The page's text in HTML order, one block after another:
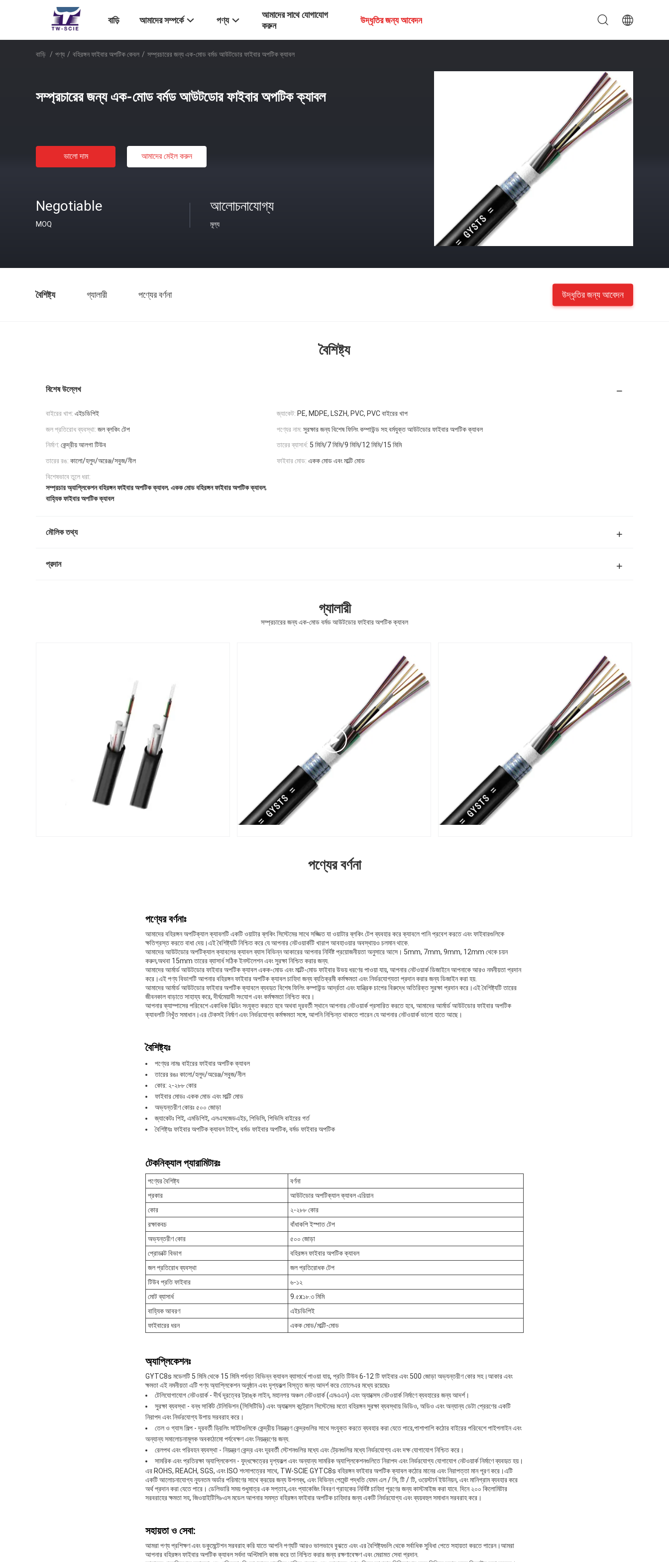
বাড়ি আমাদের সম্পর্কে পণ্য
আমাদের সাথে যোগাযোগ
করুন
উদ্ধৃতির জন্য আবেদন
বাড়ি / পণ্য / বহিরঙ্গন ফাইবার অপটিক কেবল / সম্প্রচারের জন্য এক-মোড বর্মড আউটডোর ফাইবার অপটিক ক্যাবল
সম্প্রচারের জন্য এক-মোড বর্মড আউটডোর ফাইবার অপটিক ক্যাবল
ভালো দাম আমাদের মেইল ​​করুন
Negotiable
MOQ
আলোচনাযোগ্য
মূল্য
বৈশিষ্ট্য গ্যালারী পণ্যের বর্ণনা উদ্ধৃতির জন্য আবেদন
বৈশিষ্ট্য
বিশেষ উল্লেখ
বাইরের খাপ: এইচডিপিই জ্যাকেট: PE, MDPE, LSZH, PVC, PVC বাইরের খাপ
জল প্রতিরোধ ব্যবস্থা: জল ব্লকিং টেপ পণ্যের নাম: সুরক্ষার জন্য বিশেষ ফিলিং কম্পাউন্ড সহ বর্মযুক্ত আউটডোর ফাইবার অপটিক ক্যাবল
নির্মাণ: কেন্দ্রীয় আলগা টিউব তারের ব্যাসার্ধ: 5 মিমি/7 মিমি/9 মিমি/12 মিমি/15 মিমি
তারের রঙ: কালো/হলুদ/অরেঞ্জ/সবুজ/নীল ফাইবার মোড: একক মোড এবং মাল্টি মোড
বিশেষভাবে তুলে ধরা:
সম্প্রচার অ্যাপ্লিকেশন বহিরঙ্গন ফাইবার অপটিক ক্যাবল, একক মোড বহিরঙ্গন ফাইবার অপটিক ক্যাবল,
বাহ্যিক ফাইবার অপটিক ক্যাবল
মৌলিক তথ্য
প্রদান
গ্যালারী
সম্প্রচারের জন্য এক-মোড বর্মড আউটডোর ফাইবার অপটিক ক্যাবল
পণ্যের বর্ণনা
পণ্যের বর্ণনাঃ
আমাদের বহিরঙ্গন অপটিক্যাল ক্যাবলটি একটি ওয়াটার ব্লকিং সিস্টেমের সাথে সজ্জিত যা ওয়াটার ব্লকিং টেপ ব্যবহার করে ক্যাবলে পানি প্রবেশ করতে এবং ফাইবারগুলিকে
ক্ষতিগ্রস্ত করতে বাধা দেয়।এই বৈশিষ্ট্যটি নিশ্চিত করে যে আপনার নেটওয়ার্কটি খারাপ আবহাওয়ার অবস্থায়ও চলমান থাকে.
আমাদের আউটডোর অপটিক্যাল ক্যাবলের ক্যাবল ব্যাস বিভিন্ন আকারের আপনার নির্দিষ্ট প্রয়োজনীয়তা অনুসারে আসে। 5mm, 7mm, 9mm, 12mm থেকে চয়ন
করুন,অথবা 15mm তারের ব্যাসার্ধ সঠিক ইনস্টলেশন এবং সুরক্ষা নিশ্চিত করার জন্য.
আমাদের আর্মার্ড আউটডোর ফাইবার অপটিক ক্যাবল একক-মোড এবং মাল্টি-মোড ফাইবার উভয় ধরণের পাওয়া যায়, আপনার নেটওয়ার্ক ডিজাইনে আপনাকে আরও নমনীয়তা প্রদান
করে।এই পণ্য বিভাগটি আপনার বহিরঙ্গন ফাইবার অপটিক ক্যাবল চাহিদা জন্য ব্যতিক্রমী কর্মক্ষমতা এবং নির্ভরযোগ্যতা প্রদান করার জন্য ডিজাইন করা হয়.
আমাদের আর্মার্ড আউটডোর ফাইবার অপটিক ক্যাবলে ব্যবহৃত বিশেষ ফিলিং কম্পাউন্ড আর্দ্রতা এবং যান্ত্রিক চাপের বিরুদ্ধে অতিরিক্ত সুরক্ষা প্রদান করে।এই বৈশিষ্ট্যটি তারের
জীবনকাল বাড়াতে সাহায্য করে, দীর্ঘমেয়াদী সংযোগ এবং কর্মক্ষমতা নিশ্চিত করে।
আপনার ক্যাম্পাসের পরিবেশে একাধিক বিল্ডিং সংযুক্ত করতে হবে অথবা দূরবর্তী স্থানে আপনার নেটওয়ার্ক প্রসারিত করতে হবে, আমাদের আর্মার্ড আউটডোর ফাইবার অপটিক
ক্যাবলটি নিখুঁত সমাধান।এর টেকসই নির্মাণ এবং নির্ভরযোগ্য কর্মক্ষমতা সঙ্গে, আপনি নিশ্চিন্ত থাকতে পারেন যে আপনার নেটওয়ার্ক ভালো হাতে আছে।
বৈশিষ্ট্যঃ
পণ্যের নামঃ বাইরের ফাইবার অপটিক ক্যাবল
তারের রঙঃ কালো/হলুদ/অরেঞ্জ/সবুজ/নীল
কোর: ২-২৮৮ কোর
ফাইবার মোডঃ একক মোড এবং মাল্টি মোড
অভ্যন্তরীণ কোরঃ ৫০০ জোড়া
জ্যাকেটঃ পিই, এমডিপিই, এলএসজেডএইচ, পিভিসি, পিভিসি বাইরের গর্ত
বৈশিষ্ট্যঃ ফাইবার অপটিক ক্যাবল টাইপ, বর্মড ফাইবার অপটিক, বর্মড ফাইবার অপটিক
টেকনিক্যাল প্যারামিটারঃ
পণ্যের বৈশিষ্ট্য
বর্ণনা
প্রকার
আউটডোর অপটিক্যাল ক্যাবল এরিয়ান
কোর
২-২৮৮ কোর
রক্ষাকবচ
বাঁধাকপি ইস্পাত টেপ
অভ্যন্তরীণ কোর
৫০০ জোড়া
প্রোডাক্ট বিভাগ
বহিরঙ্গন ফাইবার অপটিক ক্যাবল
জল প্রতিরোধ ব্যবস্থা
জল প্রতিরোধক টেপ
টিউব প্রতি ফাইবার
৬-১২
মোট ব্যাসার্ধ
9.৫x১৮.৩ মিমি
বাহ্যিক আবরণ
এইচডিপিই
ফাইবারের ধরন
একক মোড/মাল্টি-মোড
অ্যাপ্লিকেশনঃ
GYTC8s মডেলটি 5 মিমি থেকে 15 মিমি পর্যন্ত বিভিন্ন ক্যাবল ব্যাসার্ধে পাওয়া যায়, প্রতি টিউব 6-12 টি ফাইবার এবং 500 জোড়া অভ্যন্তরীণ কোর সহ।আকার এবং
ক্ষমতা এই নমনীয়তা এটি পণ্য অ্যাপ্লিকেশন অনুষ্ঠান এবং দৃশ্যকল্প বিস্তৃত জন্য আদর্শ করে তোলেএর মধ্যে রয়েছেঃ
টেলিযোগাযোগ নেটওয়ার্ক - দীর্ঘ দূরত্বের ট্রাঙ্ক লাইন, মহানগর অঞ্চল নেটওয়ার্ক (এমএএন) এবং অ্যাক্সেস নেটওয়ার্ক নির্মাণে ব্যবহারের জন্য আদর্শ।
সুরক্ষা ব্যবস্থা - বন্ধ সার্কিট টেলিভিশন (সিসিটিভি) এবং অ্যাক্সেস কন্ট্রোল সিস্টেমের মতো বহিরঙ্গন সুরক্ষা ব্যবস্থায় ভিডিও, অডিও এবং অন্যান্য ডেটা প্রেরণের একটি
নিরাপদ এবং নির্ভরযোগ্য উপায় সরবরাহ করে।
তেল ও গ্যাস শিল্প - দূরবর্তী ড্রিলিং সাইটগুলিকে কেন্দ্রীয় নিয়ন্ত্রণ কেন্দ্রগুলির সাথে সংযুক্ত করতে ব্যবহার করা যেতে পারে,পাশাপাশি কঠোর বাইরের পরিবেশে পাইপলাইন এবং
অন্যান্য সমালোচনামূলক অবকাঠামো পর্যবেক্ষণ এবং নিয়ন্ত্রণের জন্য.
রেলপথ এবং পরিবহন ব্যবস্থা - নিয়ন্ত্রণ কেন্দ্র এবং দূরবর্তী স্টেশনগুলির মধ্যে এবং ট্রেনগুলির মধ্যে নির্ভরযোগ্য এবং দক্ষ যোগাযোগ নিশ্চিত করে।
সামরিক এবং প্রতিরক্ষা অ্যাপ্লিকেশন - যুদ্ধক্ষেত্রের দৃশ্যকল্প এবং অন্যান্য সামরিক অ্যাপ্লিকেশনগুলিতে নিরাপদ এবং নির্ভরযোগ্য যোগাযোগ নেটওয়ার্ক নির্মাণে ব্যবহৃত হয়।
এর ROHS, REACH, SGS, এবং ISO শংসাপত্রের সাথে, TW-SCIE GYTC8s বহিরঙ্গন ফাইবার অপটিক ক্যাবল কঠোর মানের এবং নিরাপত্তা মান পূরণ করে।এটি
একটি আলোচনাযোগ্য ন্যূনতম অর্ডার পরিমাণের সাথে ক্রয়ের জন্য উপলব্ধ, এবং বিভিন্ন পেমেন্ট পদ্ধতি যেমন এল / সি, টি / টি, ওয়েস্টার্ন ইউনিয়ন, এবং মানিগ্রাম ব্যবহার করে
অর্থ প্রদান করা যেতে পারে। ডেলিভারি সময় শুধুমাত্র এক সপ্তাহ,এবং প্যাকেজিং বিবরণ গ্রাহকের নির্দিষ্ট চাহিদা পূরণের জন্য কাস্টমাইজ করা যাবে. দিনে ২০০ কিলোমিটার
সরবরাহের ক্ষমতা সহ, জিওয়াইটিসি৮এস মডেল আপনার সমস্ত বহিরঙ্গন ফাইবার অপটিক চাহিদার জন্য একটি নির্ভরযোগ্য এবং ব্যয়বহুল সমাধান সরবরাহ করে।
সহায়তা ও সেবা:
আমরা পণ্য প্রশিক্ষণ এবং ডকুমেন্টেশন সরবরাহ করি যাতে আপনি পণ্যটি আরও ভালভাবে বুঝতে এবং এর বৈশিষ্ট্যগুলি থেকে সর্বাধিক সুবিধা পেতে সহায়তা করতে পারেন।আমরা
আপনার বহিরঙ্গন ফাইবার অপটিক ক্যাবল সর্বদা অপ্টিমালি কাজ করে তা নিশ্চিত করার জন্য রক্ষণাবেক্ষণ এবং মেরামত সেবা প্রদান.